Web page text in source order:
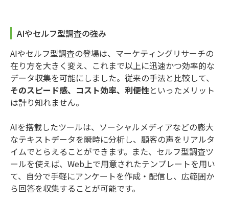
AIやセルフ型調査の強み
AIやセルフ型調査の登場は、マーケティングリサーチの
在り方を大きく変え、これまで以上に迅速かつ効率的な
データ収集を可能にしました。従来の手法と比較して、
そのスピード感、コスト効率、利便性といったメリット
は計り知れません。
AIを搭載したツールは、ソーシャルメディアなどの膨大
なテキストデータを瞬時に分析し、顧客の声をリアルタ
イムでとらえることができます。また、セルフ型調査ツ
ールを使えば、Web上で用意されたテンプレートを用い
て、自分で手軽にアンケートを作成・配信し、広範囲か
ら回答を収集することが可能です。